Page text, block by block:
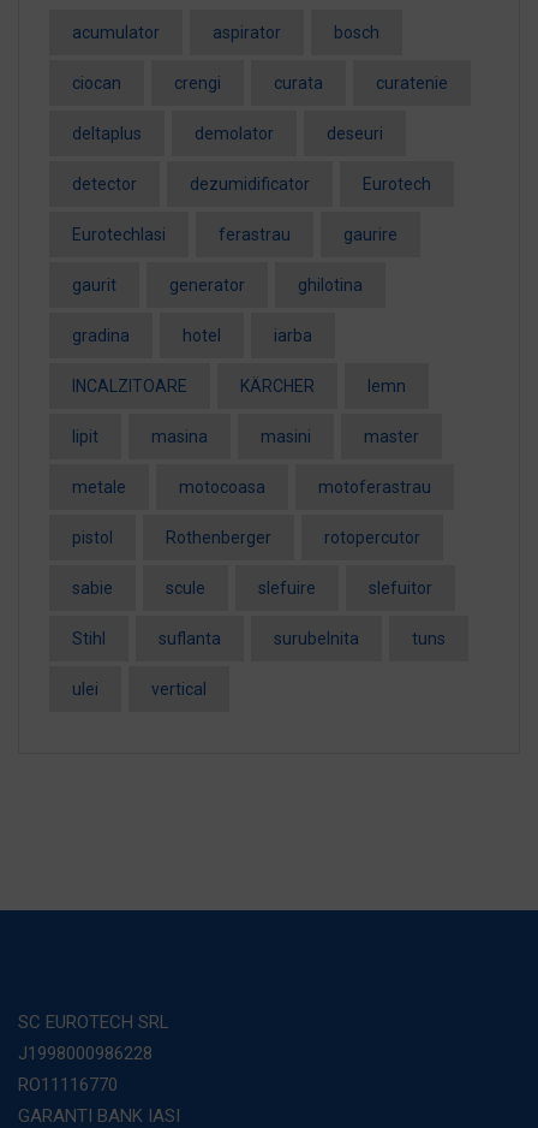
acumulator aspirator bosch
ciocan crengi curata curatenie
deltaplus demolator deseuri
detector dezumidificator Eurotech
EurotechIasi ferastrau gaurire
gaurit generator ghilotina
gradina hotel iarba
INCALZITOARE KÄRCHER lemn
lipit masina masini master
metale motocoasa motoferastrau
pistol Rothenberger rotopercutor
sabie scule slefuire slefuitor
Stihl suflanta surubelnita tuns
ulei vertical
SC EUROTECH SRL
J1998000986228
RO11116770
GARANTI BANK IASI